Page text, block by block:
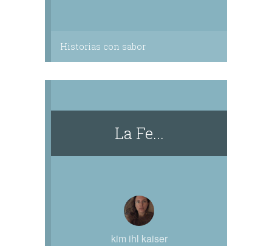
Historias con sabor
La Fe...
kim ihl kaiser